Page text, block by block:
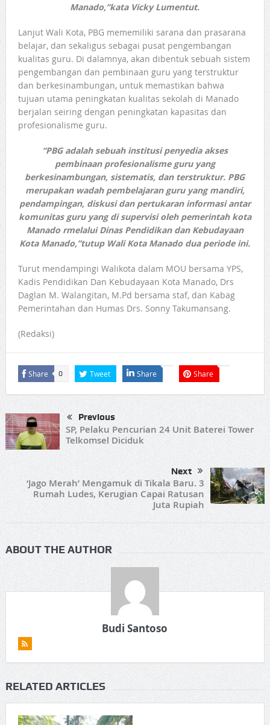
Manado,”kata Vicky Lumentut.
Lanjut Wali Kota, PBG mememiliki sarana dan prasarana
belajar, dan sekaligus sebagai pusat pengembangan
kualitas guru. Di dalamnya, akan dibentuk sebuah sistem
pengembangan dan pembinaan guru yang terstruktur
dan berkesinambungan, untuk memastikan bahwa
tujuan utama peningkatan kualitas sekolah di Manado
berjalan seiring dengan peningkatan kapasitas dan
profesionalisme guru.
“PBG adalah sebuah institusi penyedia akses
pembinaan profesionalisme guru yang
berkesinambungan, sistematis, dan terstruktur. PBG
merupakan wadah pembelajaran guru yang mandiri,
pendampingan, diskusi dan pertukaran informasi antar
komunitas guru yang di supervisi oleh pemerintah kota
Manado rmelalui Dinas Pendidikan dan Kebudayaan
Kota Manado,”tutup Wali Kota Manado dua periode ini.
Turut mendampingi Walikota dalam MOU bersama YPS,
Kadis Pendidikan Dan Kebudayaan Kota Manado, Drs
Daglan M. Walangitan, M.Pd bersama staf, dan Kabag
Pemerintahan dan Humas Drs. Sonny Takumansang.
(Redaksi)
Share 0 Tweet Share Share
Previous
SP, Pelaku Pencurian 24 Unit Baterei Tower
Telkomsel Diciduk
Next
‘Jago Merah’ Mengamuk di Tikala Baru. 3
Rumah Ludes, Kerugian Capai Ratusan
Juta Rupiah
ABOUT THE AUTHOR
Budi Santoso
RELATED ARTICLES